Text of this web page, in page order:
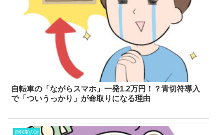
自転車の「ながらスマホ」一発1.2万円！？青切符導入
で「ついうっかり」が命取りになる理由
自転車の話